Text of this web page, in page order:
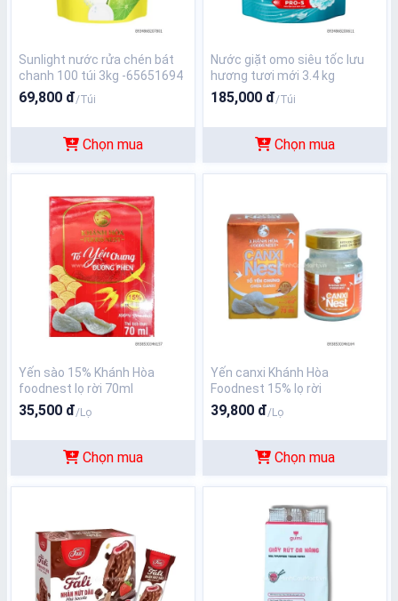
Sunlight nước rửa chén bát
chanh 100 túi 3kg -65651694
69,800 đ/Túi
Chọn mua
Nước giặt omo siêu tốc lưu
hương tươi mới 3.4 kg
185,000 đ/Túi
Chọn mua
Yến sào 15% Khánh Hòa
foodnest lọ rời 70ml
35,500 đ/Lọ
Chọn mua
Yến canxi Khánh Hòa
Foodnest 15% lọ rời
39,800 đ/Lọ
Chọn mua